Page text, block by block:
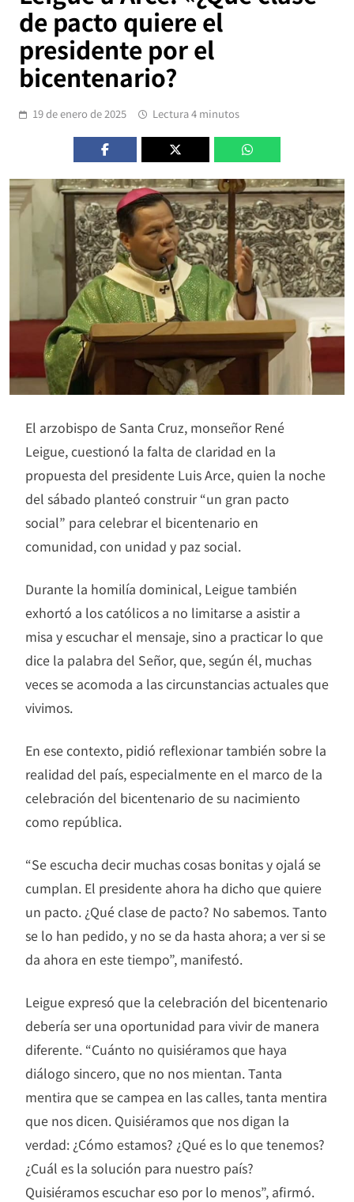
de pacto quiere el
presidente por el
bicentenario?
19 de enero de 2025 Lectura 4 minutos
El arzobispo de Santa Cruz, monseñor René
Leigue, cuestionó la falta de claridad en la
propuesta del presidente Luis Arce, quien la noche
del sábado planteó construir “un gran pacto
social” para celebrar el bicentenario en
comunidad, con unidad y paz social.
Durante la homilía dominical, Leigue también
exhortó a los católicos a no limitarse a asistir a
misa y escuchar el mensaje, sino a practicar lo que
dice la palabra del Señor, que, según él, muchas
veces se acomoda a las circunstancias actuales que
vivimos.
En ese contexto, pidió reflexionar también sobre la
realidad del país, especialmente en el marco de la
celebración del bicentenario de su nacimiento
como república.
“Se escucha decir muchas cosas bonitas y ojalá se
cumplan. El presidente ahora ha dicho que quiere
un pacto. ¿Qué clase de pacto? No sabemos. Tanto
se lo han pedido, y no se da hasta ahora; a ver si se
da ahora en este tiempo”, manifestó.
Leigue expresó que la celebración del bicentenario
debería ser una oportunidad para vivir de manera
diferente. “Cuánto no quisiéramos que haya
diálogo sincero, que no nos mientan. Tanta
mentira que se campea en las calles, tanta mentira
que nos dicen. Quisiéramos que nos digan la
verdad: ¿Cómo estamos? ¿Qué es lo que tenemos?
¿Cuál es la solución para nuestro país?
Quisiéramos escuchar eso por lo menos”, afirmó.